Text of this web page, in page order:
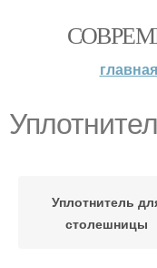
главная
Уплотнитель
столешницы